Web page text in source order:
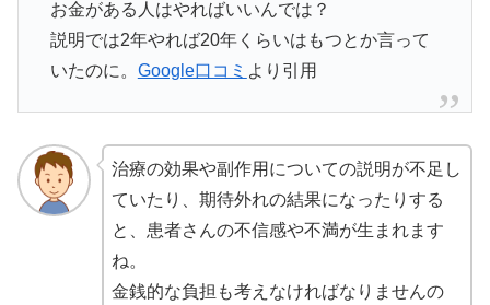
お金がある人はやればいいんでは？
説明では2年やれば20年くらいはもつとか言って
いたのに。 Google口コミ より引用
治療の効果や副作用についての説明が不足し
ていたり、期待外れの結果になったりする
と、患者さんの不信感や不満が生まれます
ね。
金銭的な負担も考えなければなりませんの